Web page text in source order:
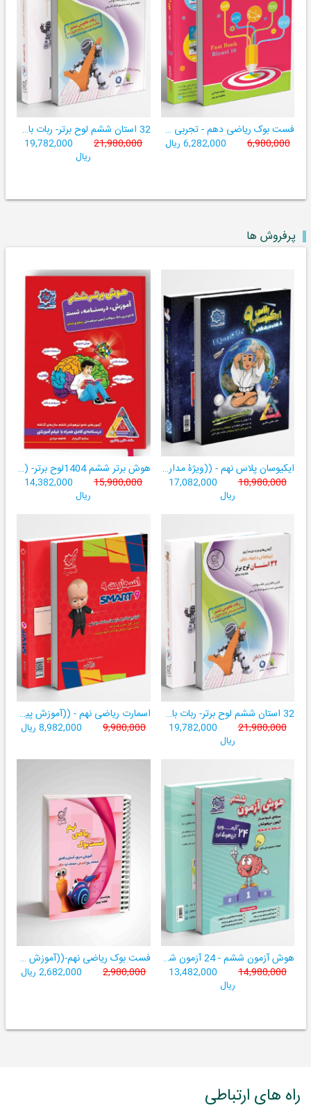
فست بوک ریاضی دهم - تجربی و ریاضی ((آموزش سریع، آسان و کامل ریاضی پایۀ دهم))
6,980,000 6,282,000 ریال
32 استان ششم لوح برتر- ربات باهوش ششم ((به همراه سامانۀ آزمون‌ساز رایگان))
21,980,000
19,782,000
ریال
پرفروش ها
ایکیوسان پلاس نهم - ((ویژۀ مدارس نمونه دولتی، تیزهوشان و سمپاد+ فیلم‌های آموزشی+سامانۀ آزمون‌ساز رایگان))
18,980,000
17,082,000
ریال
هوش برتر ششم 1404لوح برتر- ((ویژۀ آزمون تیزهوشان پایۀ ششم+ فیلم آموزشی + سامانۀ آزمون‌ساز رایگان))
15,980,000
14,382,000
ریال
32 استان ششم لوح برتر- ربات باهوش ششم ((به همراه سامانۀ آزمون‌ساز رایگان))
21,980,000
19,782,000
ریال
اسمارت ریاضی نهم - ((آموزش پیشرفتۀ ریاضی تیزهوشان و نمونه‌دولتی نهم+ سامانۀ آزمون‌ساز آنلاین))
9,980,000 8,982,000 ریال
هوش آزمون ششم - 24 آزمون شبیه ساز تیزهوشان
14,980,000
13,482,000
ریال
فست بوک ریاضی نهم-((آموزش سریع، آسان و کامل ریاضی پایۀ نهم))
2,980,000 2,682,000 ریال
راه های ارتباطی